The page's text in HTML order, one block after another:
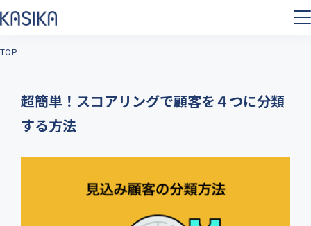
TOP
超簡単！スコアリングで顧客を４つに分類
する方法